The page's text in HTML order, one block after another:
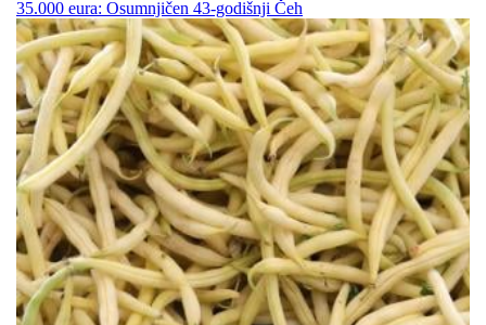
35.000 eura: Osumnjičen 43-godišnji Čeh